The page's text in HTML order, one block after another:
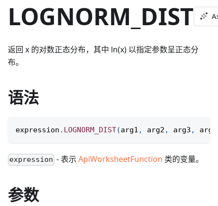
LOGNORM_DIST
返回 x 的对数正态分布，其中 ln(x) 以指定参数呈正态分
布。
语法
expression . LOGNORM_DIST(arg1 , arg2 , arg3 , arg4
expression - 表示ApiWorksheetFunction 类的变量。
参数